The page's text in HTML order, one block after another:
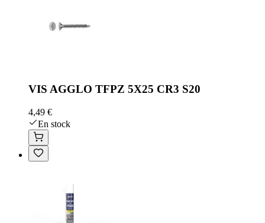
VIS AGGLO TFPZ 5X25 CR3 S20
4,49 €
En stock